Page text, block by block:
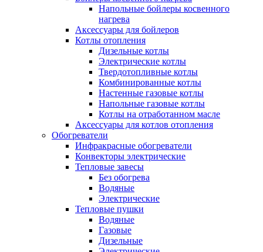
Напольные бойлеры косвенного
нагрева
Аксессуары для бойлеров
Котлы отопления
Дизельные котлы
Электрические котлы
Твердотопливные котлы
Комбинированные котлы
Настенные газовые котлы
Напольные газовые котлы
Котлы на отработанном масле
Аксессуары для котлов отопления
Обогреватели
Инфракрасные обогреватели
Конвекторы электрические
Тепловые завесы
Без обогрева
Водяные
Электрические
Тепловые пушки
Водяные
Газовые
Дизельные